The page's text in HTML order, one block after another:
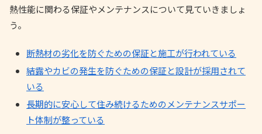
熱性能に関わる保証やメンテナンスについて見ていきましょ
う。
断熱材の劣化を防ぐための保証と施工が行われている
結露やカビの発生を防ぐための保証と設計が採用されて
いる
長期的に安心して住み続けるためのメンテナンスサポー
ト体制が整っている